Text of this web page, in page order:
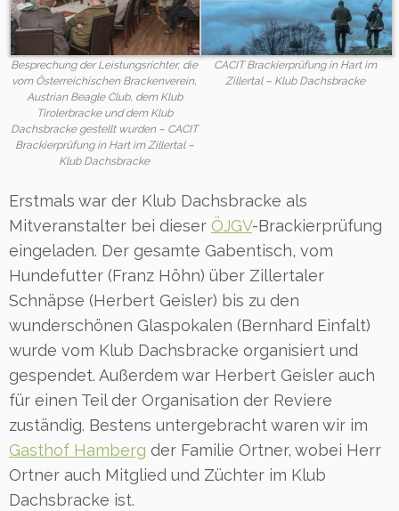
Besprechung der Leistungsrichter, die
vom Österreichischen Brackenverein,
Austrian Beagle Club, dem Klub
Tirolerbracke und dem Klub
Dachsbracke gestellt wurden – CACIT
Brackierprüfung in Hart im Zillertal –
Klub Dachsbracke
CACIT Brackierprüfung in Hart im
Zillertal – Klub Dachsbracke
Erstmals war der Klub Dachsbracke als
Mitveranstalter bei dieser ÖJGV-Brackierprüfung
eingeladen. Der gesamte Gabentisch, vom
Hundefutter (Franz Höhn) über Zillertaler
Schnäpse (Herbert Geisler) bis zu den
wunderschönen Glaspokalen (Bernhard Einfalt)
wurde vom Klub Dachsbracke organisiert und
gespendet. Außerdem war Herbert Geisler auch
für einen Teil der Organisation der Reviere
zuständig. Bestens untergebracht waren wir im
Gasthof Hamberg der Familie Ortner, wobei Herr
Ortner auch Mitglied und Züchter im Klub
Dachsbracke ist.